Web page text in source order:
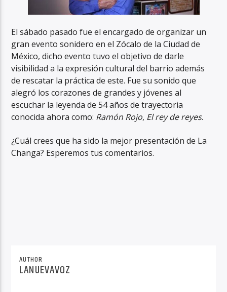
El sábado pasado fue el encargado de organizar un
gran evento sonidero en el Zócalo de la Ciudad de
México, dicho evento tuvo el objetivo de darle
visibilidad a la expresión cultural del barrio además
de rescatar la práctica de este. Fue su sonido que
alegró los corazones de grandes y jóvenes al
escuchar la leyenda de 54 años de trayectoria
conocida ahora como: Ramón Rojo, El rey de reyes.
¿Cuál crees que ha sido la mejor presentación de La
Changa? Esperemos tus comentarios.
AUTHOR
LANUEVAVOZ